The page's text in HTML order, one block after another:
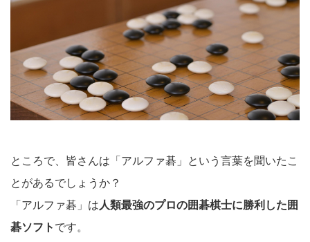
ところで、皆さんは「アルファ碁」という言葉を聞いたこ
とがあるでしょうか？
「アルファ碁」は 人類最強のプロの囲碁棋士に勝利した囲
碁ソフト です。